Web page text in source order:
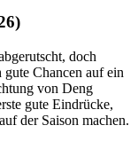
doch
Chancen auf ein
von Deng
gute Eindrücke,
der Saison machen.